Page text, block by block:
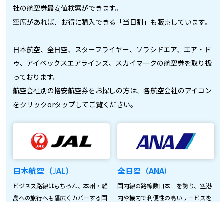
社の航空券最安値検索ができます。
空席があれば、お得に購入できる「当日割」も販売しています。
日本航空、全日空、スターフライヤー、ソラシドエア、エア・ド
ゥ、アイベックスエアラインズ、スカイマークの航空券を取り扱
っております。
航空会社別の格安航空券をお探しの方は、各航空会社のアイコン
をクリックorタップしてご覧ください。
日本航空（JAL）
ビジネス路線はもちろん、本州・離
島への旅行へも幅広くカバーする国
全日空（ANA）
国内線の路線数日本一を誇り、空港
内や機内で利便性の高いサービスを